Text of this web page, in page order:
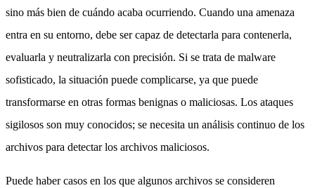
sino más bien de cuándo acaba ocurriendo. Cuando una amenaza
entra en su entorno, debe ser capaz de detectarla para contenerla,
evaluarla y neutralizarla con precisión. Si se trata de malware
sofisticado, la situación puede complicarse, ya que puede
transformarse en otras formas benignas o maliciosas. Los ataques
sigilosos son muy conocidos; se necesita un análisis continuo de los
archivos para detectar los archivos maliciosos.
Puede haber casos en los que algunos archivos se consideren